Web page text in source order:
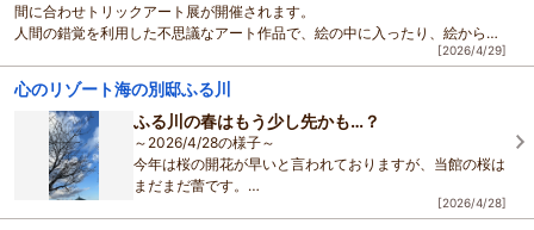
間に合わせトリックアート展が開催されます。
人間の錯覚を利用した不思議なアート作品で、絵の中に入ったり、絵から飛
[2026/4/29]
心のリゾート海の別邸ふる川
ふる川の春はもう少し先かも…？
～2026/4/28の様子～
今年は桜の開花が早いと言われておりますが、当館の桜は
まだまだ蕾です。
[2026/4/28]